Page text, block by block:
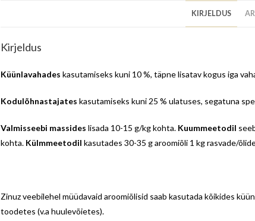
KIRJELDUS
Kirjeldus
Küünlavahades kasutamiseks kuni 10 %, täpne lisatav kogus iga
Kodulõhnastajates kasutamiseks kuni 25 % ulatuses, segatuna
Valmisseebi massides lisada 10-15 g/kg kohta. Kuummeetodil
kohta. Külmmeetodil kasutades 30-35 g aroomiõli 1 kg rasvade/
Zinuz veebilehel müüdavaid aroomiõlisid saab kasutada kõikides
toodetes (v.a huulevõietes).